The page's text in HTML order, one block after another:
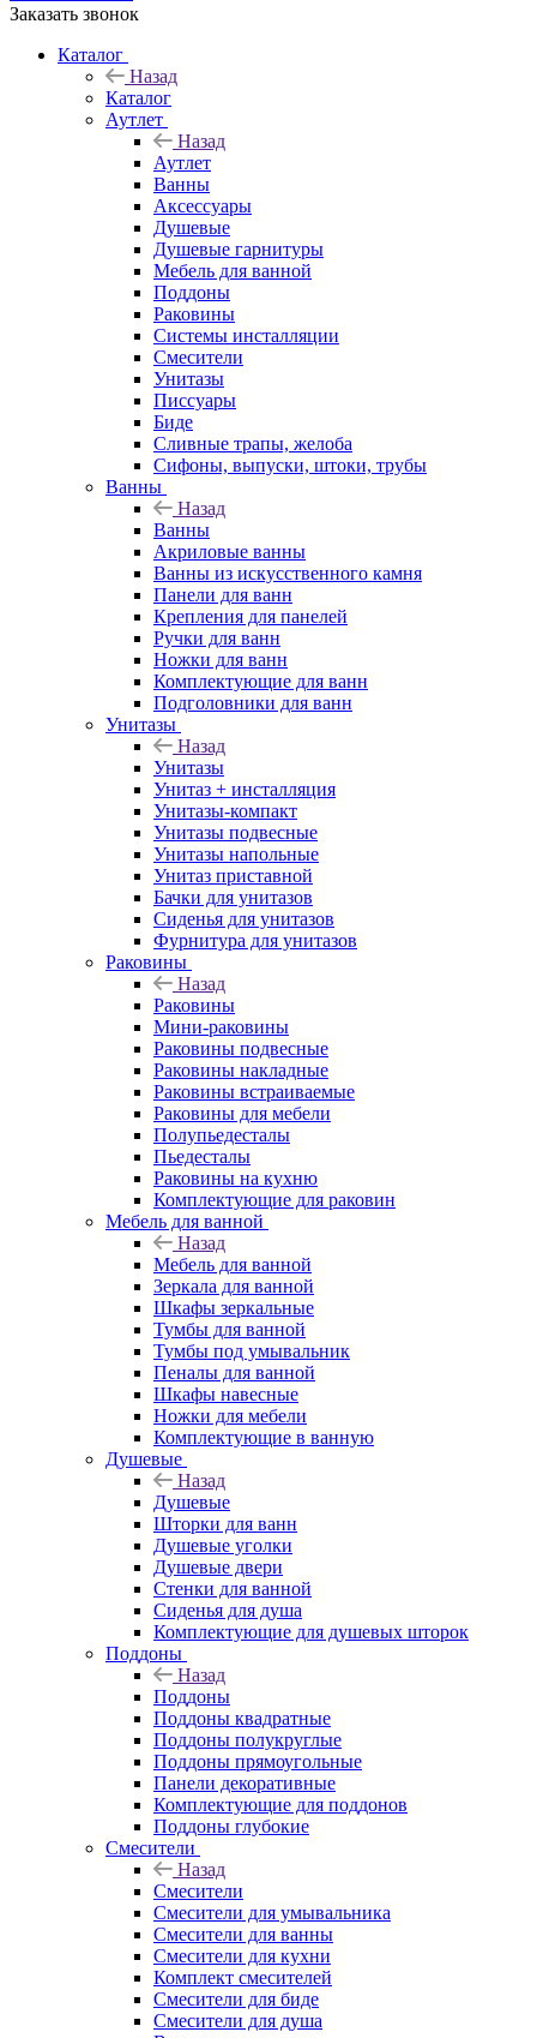
Заказать звонок
Каталог
Назад
Каталог
Аутлет
Назад
Аутлет
Ванны
Аксессуары
Душевые
Душевые гарнитуры
Мебель для ванной
Поддоны
Раковины
Системы инсталляции
Смесители
Унитазы
Писсуары
Биде
Сливные трапы, желоба
Сифоны, выпуски, штоки, трубы
Ванны
Назад
Ванны
Акриловые ванны
Ванны из искусственного камня
Панели для ванн
Крепления для панелей
Ручки для ванн
Ножки для ванн
Комплектующие для ванн
Подголовники для ванн
Унитазы
Назад
Унитазы
Унитаз + инсталляция
Унитазы-компакт
Унитазы подвесные
Унитазы напольные
Унитаз приставной
Бачки для унитазов
Сиденья для унитазов
Фурнитура для унитазов
Раковины
Назад
Раковины
Мини-раковины
Раковины подвесные
Раковины накладные
Раковины встраиваемые
Раковины для мебели
Полупьедесталы
Пьедесталы
Раковины на кухню
Комплектующие для раковин
Мебель для ванной
Назад
Мебель для ванной
Зеркала для ванной
Шкафы зеркальные
Тумбы для ванной
Тумбы под умывальник
Пеналы для ванной
Шкафы навесные
Ножки для мебели
Комплектующие в ванную
Душевые
Назад
Душевые
Шторки для ванн
Душевые уголки
Душевые двери
Стенки для ванной
Сиденья для душа
Комплектующие для душевых шторок
Поддоны
Назад
Поддоны
Поддоны квадратные
Поддоны полукруглые
Поддоны прямоугольные
Панели декоративные
Комплектующие для поддонов
Поддоны глубокие
Смесители
Назад
Смесители
Смесители для умывальника
Смесители для ванны
Смесители для кухни
Комплект смесителей
Смесители для биде
Смесители для душа